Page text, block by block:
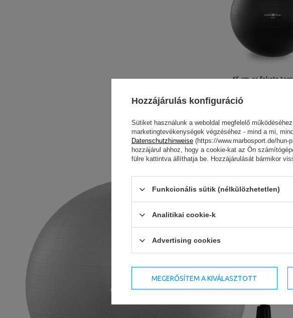
65 cm-es fekete
Hozzájárulás konfiguráció
Sütiket használunk a weboldal megfelelő
marketingtevékenységek végzéséhez - mind a mi,
Datenschutzhinweise (https://www.marbosport.de/hun-
hozzájárul ahhoz, hogy a cookie-kat az Ön
fülre kattintva állíthatja be. Hozzájárulását bármikor
Funkcionális sütik (nélkülözhetetlen)
Analitikai cookie-k
Advertising cookies
MEGERŐSÍTEM A KIVÁLASZTOTT